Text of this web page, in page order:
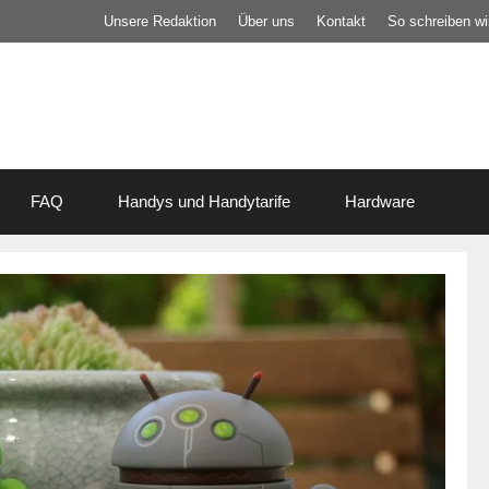
Unsere Redaktion Über uns Kontakt So schreiben
FAQ Handys und Handytarife Hardware